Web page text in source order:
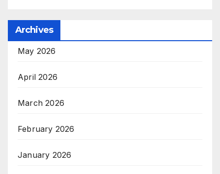
Archives
May 2026
April 2026
March 2026
February 2026
January 2026